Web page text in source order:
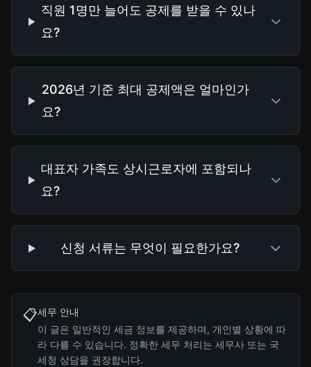
직원 1명만 늘어도 공제를 받을 수 있나
요?
2026년 기준 최대 공제액은 얼마인가
요?
대표자 가족도 상시근로자에 포함되나
요?
신청 서류는 무엇이 필요한가요?
📋세무 안내
이 글은 일반적인 세금 정보를 제공하며, 개인별 상황에 따
라 다를 수 있습니다. 정확한 세무 처리는 세무사 또는 국
세청 상담을 권장합니다.